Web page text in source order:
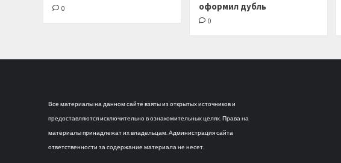
0
оформил дубль
0
Все материалы на данном сайте взяты из открытых источников и
предоставляются исключительно в ознакомительных целях. Права на
материалы принадлежат их владельцам. Администрация сайта
ответственности за содержание материала не несет.